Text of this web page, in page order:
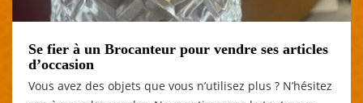
Se fier à un Brocanteur pour vendre ses articles
d’occasion
Vous avez des objets que vous n’utilisez plus ? N’hésitez